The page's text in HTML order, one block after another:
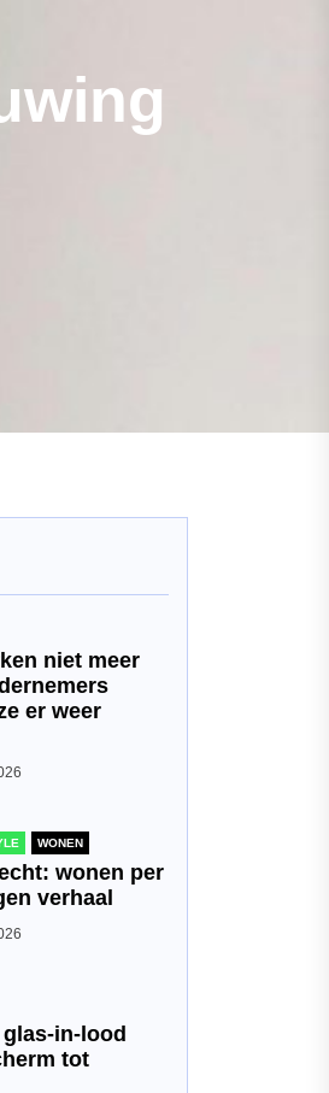
niet meer
er weer
WONEN
wonen per
verhaal
in-lood
tot